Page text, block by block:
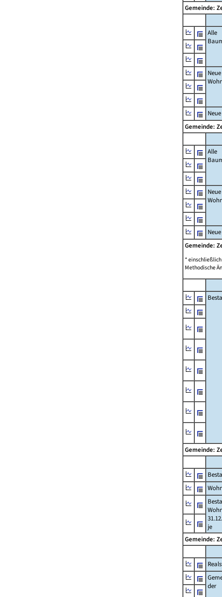
Gemeinde:
Alle
Neue
Gemeinde:
Alle
Neue
Gemeinde:
*
Methodische
Gemeinde:
je
Gemeinde:
der